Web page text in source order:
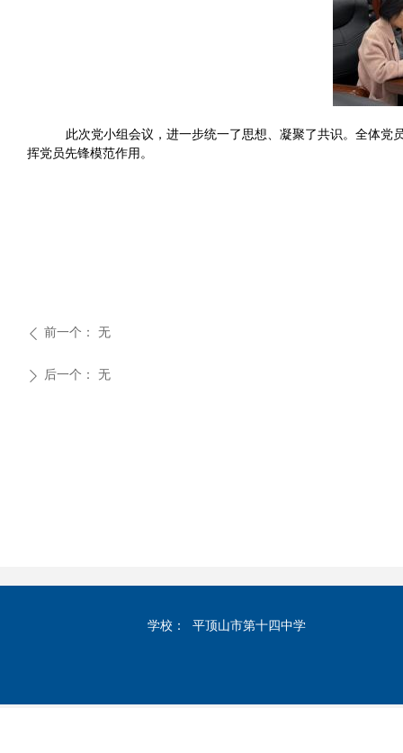
此次党小组会议，进一步统一了思想、凝聚了共识。全体
挥党员先锋模范作用。
ꄴ 前一个： 无
ꄲ 后一个： 无
学校： 平顶山市第十四中学